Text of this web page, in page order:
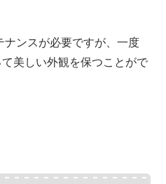
ナンスが必要ですが、一度
美しい外観を保つことがで